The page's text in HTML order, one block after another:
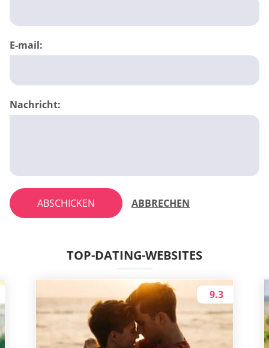
E-mail:
Nachricht:
ABSCHICKEN ABBRECHEN
TOP-DATING-WEBSITES
9.3